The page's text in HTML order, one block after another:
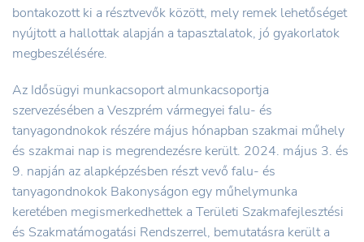
bontakozott ki a résztvevők között, mely remek lehetőséget
nyújtott a hallottak alapján a tapasztalatok, jó gyakorlatok
megbeszélésére.
Az Idősügyi munkacsoport almunkacsoportja
szervezésében a Veszprém vármegyei falu- és
tanyagondnokok részére május hónapban szakmai műhely
és szakmai nap is megrendezésre került. 2024. május 3. és
9. napján az alapképzésben részt vevő falu- és
tanyagondnokok Bakonyságon egy műhelymunka
keretében megismerkedhettek a Területi Szakmafejlesztési
és Szakmatámogatási Rendszerrel, bemutatásra került a